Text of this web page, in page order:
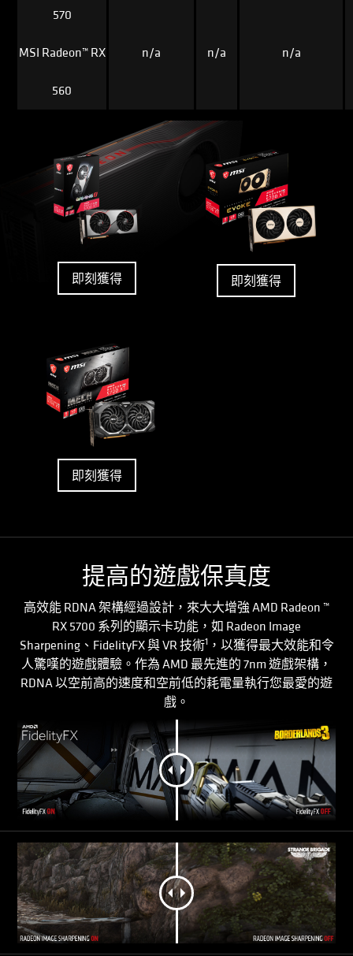
570
MSI Radeon™ RX
560
n/a n/a n/a
即刻獲得 即刻獲得
即刻獲得
提高的遊戲保真度
高效能 RDNA 架構經過設計，來大大增強 AMD Radeon ™
RX 5700 系列的顯示卡功能，如 Radeon Image
Sharpening、FidelityFX 與 VR 技術1，以獲得最大效能和令
人驚嘆的遊戲體驗。作為 AMD 最先進的 7nm 遊戲架構，
RDNA 以空前高的速度和空前低的耗電量執行您最愛的遊
戲。